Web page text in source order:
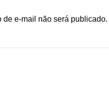
de e-mail não será publicado.